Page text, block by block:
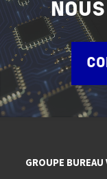
GROUPE BUREAU